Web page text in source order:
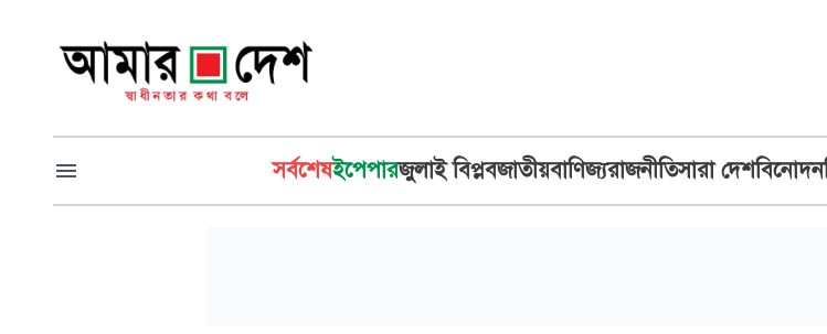
সর্বশেষইপেপারজুলাই বিপ্লবজাতীয়বাণিজ্যরাজনীতিসারা দেশবিনোদন